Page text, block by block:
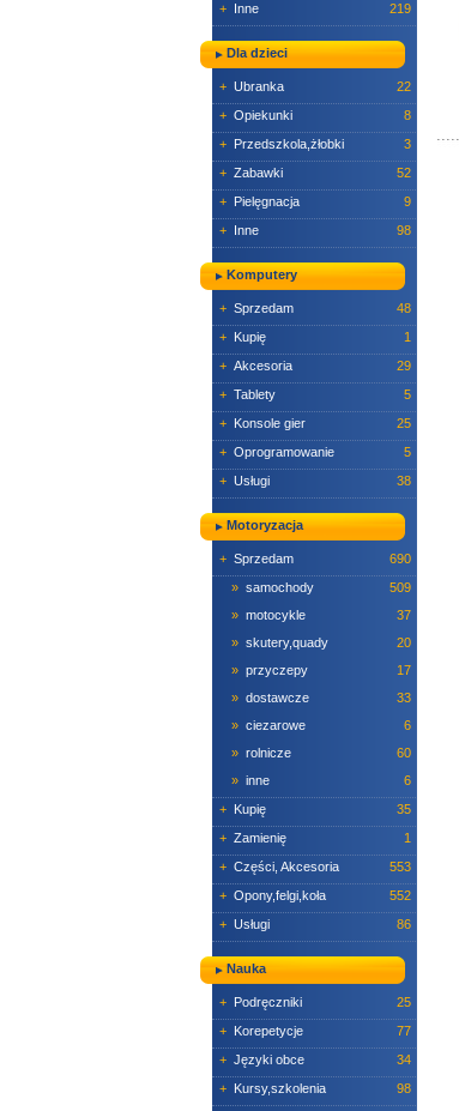
+ Inne 219
Dla dzieci
+ Ubranka
22
+ Opiekunki
8
+ Przedszkola,żłobki
3
+ Zabawki
52
+ Pielęgnacja
9
+ Inne 98
Komputery
+ Sprzedam
48
+ Kupię
1
+ Akcesoria
29
+ Tablety
5
+ Konsole gier
25
+ Oprogramowanie
5
+ Usługi 38
Motoryzacja
+ Sprzedam
690
» samochody
509
» motocykle
37
» skutery,quady
20
» przyczepy
17
» dostawcze
33
» ciezarowe
6
» rolnicze
60
» inne
6
+ Kupię
35
+ Zamienię
1
+ Części, Akcesoria
553
+ Opony,felgi,koła
552
+ Usługi 86
Nauka
+ Podręczniki
25
+ Korepetycje
77
+ Języki obce
34
+ Kursy,szkolenia
98